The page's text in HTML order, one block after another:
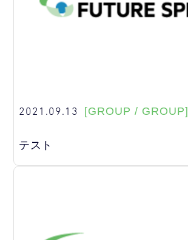
2021.09.13 [GROUP / GROUP]
テスト